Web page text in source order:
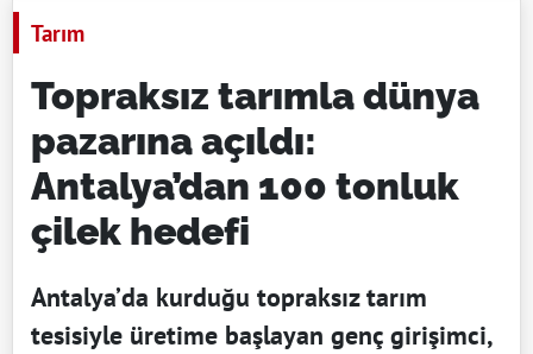
Tarım
Topraksız tarımla dünya
pazarına açıldı:
Antalya’dan 100 tonluk
çilek hedefi
Antalya’da kurduğu topraksız tarım
tesisiyle üretime başlayan genç girişimci,